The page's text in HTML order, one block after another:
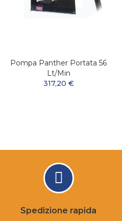
Pompa Panther Portata 56
Lt/min
317,20 €
Spedizione rapida